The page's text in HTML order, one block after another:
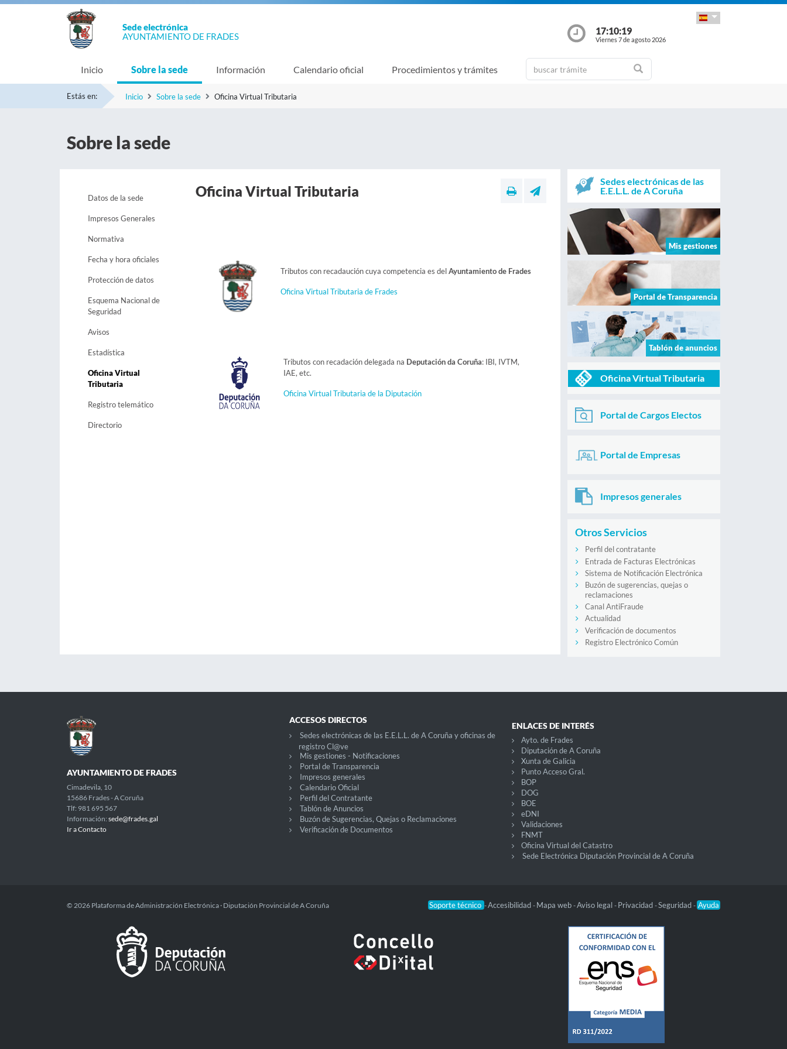
Sede electrónica
AYUNTAMIENTO DE FRADES
17:10:20
Viernes 7 de agosto 2026
Inicio Sobre la sede Información Calendario oficial Procedimientos y trámites
Estás en: Inicio Sobre la sede Oficina Virtual Tributaria
Sobre la sede
Datos de la sede
Impresos Generales
Normativa
Fecha y hora oficiales
Protección de datos
Esquema Nacional de
Seguridad
Avisos
Estadística
Oficina Virtual
Tributaria
Registro telemático
Directorio
Oficina Virtual Tributaria
Tributos con recadaución cuya competencia es delAyuntamiento de Frades
Oficina Virtual Tributaria de Frades
Tributos con recadación delegada na Deputación da Coruña: IBI, IVTM,
IAE, etc.
Oficina Virtual Tributaria de la Diputación
Sedes electrónicas de las
E.E.L.L. de A Coruña
Mis gestiones
Portal de Transparencia
Tablón de anuncios
Oficina Virtual Tributaria
Portal de Cargos Electos
Portal de Empresas
Impresos generales
Otros Servicios
Perfil del contratante
Entrada de Facturas Electrónicas
Sistema de Notificación Electrónica
Buzón de sugerencias, quejas o
reclamaciones
Canal AntiFraude
Actualidad
Verificación de documentos
Registro Electrónico Común
AYUNTAMIENTO DE FRADES
Cimadevila, 10
15686 Frades - A Coruña
Tlf: 981 695 567
Información: sede@frades.gal
Ir a Contacto
ACCESOS DIRECTOS
Sedes electrónicas de las E.E.L.L. de A Coruña y oficinas de
registro Cl@ve
Mis gestiones - Notificaciones
Portal de Transparencia
Impresos generales
Calendario Oficial
Perfil del Contratante
Tablón de Anuncios
Buzón de Sugerencias, Quejas o Reclamaciones
Verificación de Documentos
ENLACES DE INTERÉS
Ayto. de Frades
Diputación de A Coruña
Xunta de Galicia
Punto Acceso Gral.
BOP
DOG
BOE
eDNI
Validaciones
FNMT
Oficina Virtual del Catastro
Sede Electrónica Diputación Provincial de A Coruña
Soporte técnico -Accesibilidad - Mapa web -Aviso legal - Privacidad -Seguridad - Ayuda
© 2026 Plataforma de Administración Electrónica · Diputación Provincial de A Coruña